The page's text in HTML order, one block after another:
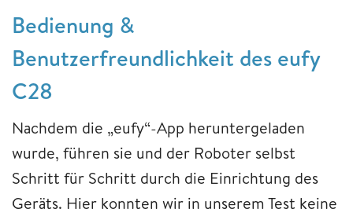
Bedienung &
Benutzerfreundlichkeit des eufy
C28
Nachdem die „eufy“-App heruntergeladen
wurde, führen sie und der Roboter selbst
Schritt für Schritt durch die Einrichtung des
Geräts. Hier konnten wir in unserem Test keine